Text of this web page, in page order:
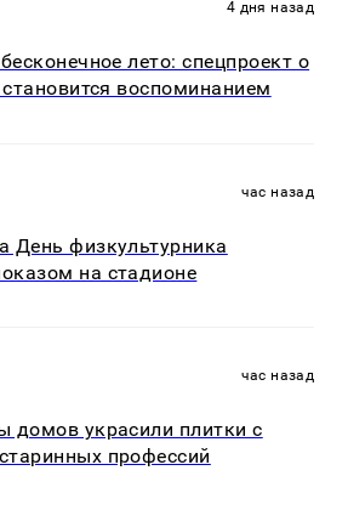
4 дня назад
лето: спецпроект о
воспоминанием
час назад
День физкультурника
на стадионе
час назад
домов украсили плитки с
профессий